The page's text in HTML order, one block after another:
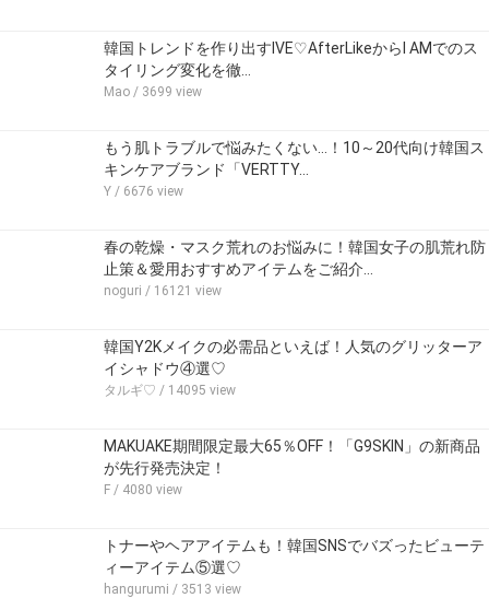
韓国トレンドを作り出すIVE♡AfterLikeからI AMでのス
タイリング変化を徹…
Mao / 3699 view
もう肌トラブルで悩みたくない…！10～20代向け韓国ス
キンケアブランド「VERTTY…
Y / 6676 view
春の乾燥・マスク荒れのお悩みに！韓国女子の肌荒れ防
止策＆愛用おすすめアイテムをご紹介…
noguri / 16121 view
韓国Y2Kメイクの必需品といえば！人気のグリッターア
イシャドウ④選♡
タルギ♡ / 14095 view
MAKUAKE期間限定最大65％OFF！「G9SKIN」の新商品
が先行発売決定！
F / 4080 view
トナーやヘアアイテムも！韓国SNSでバズったビューテ
ィーアイテム⑤選♡
hangurumi / 3513 view